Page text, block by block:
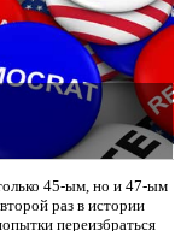
45-ым, но и 47-ым
раз в истории
переизбраться